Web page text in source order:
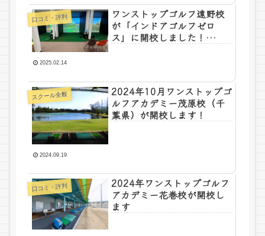
口コミ・評判
ワンストップゴルフ遠野校
が「インドアゴルフゼロ
ス」に開校しました！
2025.02.14
スクール全般
2024年10月ワンストップゴ
ルフアカデミー茂原校（千
葉県）が開校します！
2024.09.19
口コミ・評判
2024年ワンストップゴルフ
アカデミー花巻校が開校し
ます